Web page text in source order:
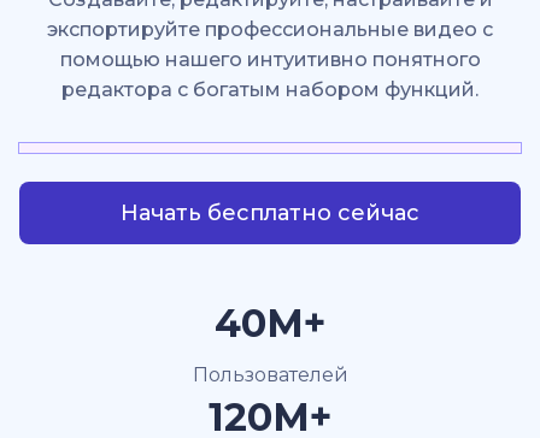
экспортируйте профессиональные видео с
помощью нашего интуитивно понятного
редактора с богатым набором функций.
Начать бесплатно сейчас
40M+
Пользователей
120M+